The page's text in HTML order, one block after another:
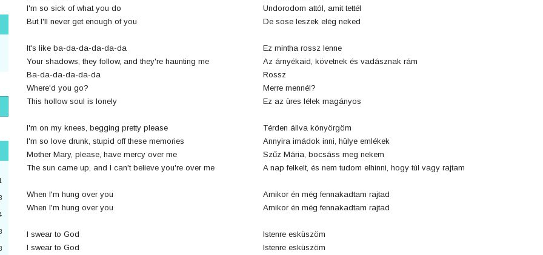
I'm so sick of what you do
But I'll never get enough of you
It's like ba-da-da-da-da-da
Your shadows, they follow, and they're haunting me
Ba-da-da-da-da-da
Where'd you go?
This hollow soul is lonely
I'm on my knees, begging pretty please
I'm so love drunk, stupid off these memories
Mother Mary, please, have mercy over me
The sun came up, and I can't believe you're over me
When I'm hung over you
When I'm hung over you
I swear to God
I swear to God
Undorodom attól, amit tettél
De sose leszek elég neked
Ez mintha rossz lenne
Az árnyékaid, követnek és vadásznak rám
Rossz
Merre mennél?
Ez az üres lélek magányos
Térden állva könyörgöm
Annyira imádok inni, hülye emlékek
Szűz Mária, bocsáss meg nekem
A nap felkelt, és nem tudom elhinni, hogy túl vagy rajtam
Amikor én még fennakadtam rajtad
Amikor én még fennakadtam rajtad
Istenre esküszöm
Istenre esküszöm